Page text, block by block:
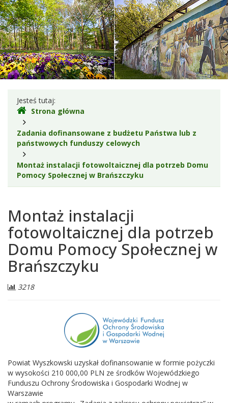
Wyszkowski
Gdzie
jesteśmy
Jesteś tutaj:
Strona główna
Zadania dofinansowane z budżetu Państwa lub z
państwowych funduszy celowych
Montaż instalacji fotowoltaicznej dla potrzeb Domu
Pomocy Społecznej w Brańszczyku
Montaż instalacji
fotowoltaicznej dla potrzeb
Domu Pomocy Społecznej w
Brańszczyku
Liczba
3218
Powiat Wyszkowski uzyskał dofinansowanie w formie pożyczki
w wysokości 210 000,00 PLN ze środków Wojewódzkiego
Funduszu Ochrony Środowiska i Gospodarki Wodnej w
Warszawie